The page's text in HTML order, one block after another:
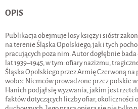
OPIS
Publikacja obejmuje losy księży i sióstr
na terenie Śląska Opolskiego, jak i tych
pracujących poza nim. Autor dogłębnie
lat 1939–1945, w tym: ofiary nazizmu,
Śląska Opolskiego przez Armię Czerwoną na
wobec Niemców prowadzone przez polskie
Hanich podjął się wyzwania, jakim jest
faktów dotyczących liczby ofiar, okoliczności